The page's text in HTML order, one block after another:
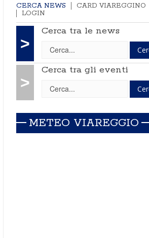
CERCA NEWS
CARD VIAREGGINO
LOGIN
>
Cerca tra le news
>
Cerca tra gli eventi
METEO VIAREGGIO